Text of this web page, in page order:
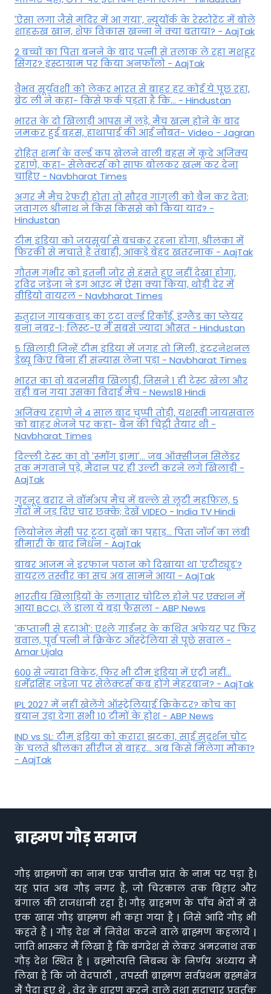
'ऐसा लगा जैसे मंदिर में आ गया', न्यूयॉर्क के रेस्टोरेंट में बोले
शाहरुख खान, शेफ विकास खन्ना ने क्या बताया? - AajTak
2 बच्चों का पिता बनने के बाद पत्नी से तलाक ले रहा मशहूर
सिंगर? इंस्टाग्राम पर किया अनफॉलो - AajTak
वैभव सूर्यवंशी को लेकर भारत से बाहर हर कोई ये पूछ रहा,
ब्रेट ली ने कहा- किसे फर्क पड़ता है कि… - Hindustan
भारत के दो खिलाड़ी आपस में लड़े, मैच खत्म होने के बाद
जमकर हुई बहस, हाथापाई की आई नौबत- Video - Jagran
रोहित शर्मा के वर्ल्ड कप खेलने वाली बहस में कूदे अजिंक्य
रहाणे, कहा- सेलेक्टर्स को साफ बोलकर खत्म कर देना
चाहिए - Navbharat Times
अगर मैं मैच रेफरी होता तो सौरव गांगुली को बैन कर देता;
जवागल श्रीनाथ ने किस किससे को किया याद? -
Hindustan
टीम इंडिया को जयसूर्या से बचकर रहना होगा, श्रीलंका में
फिरकी से मचाते हैं तबाही, आंकड़े बेहद खतरनाक - AajTak
गौतम गंभीर को इतनी जोर से हंसते हुए नहीं देखा होगा,
रविंद्र जडेजा ने डग आउट में ऐसा क्या किया, थोड़ी देर में
वीडियो वायरल - Navbharat Times
रुतुराज गायकवाड़ का टूटा वर्ल्ड रिकॉर्ड, इंग्लैंड का प्लेयर
बना नंबर-1; लिस्ट-ए में सबसे ज्यादा औसत - Hindustan
5 खिलाड़ी जिन्हें टीम इंडिया में जगह तो मिली, इंटरनेशनल
डेब्यू किए बिना ही संन्यास लेना पड़ा - Navbharat Times
भारत का वो बदनसीब खिलाड़ी, जिसने 1 ही टेस्ट खेला और
वही बन गया उसका विदाई मैच - News18 Hindi
अजिंक्य रहाणे ने 4 साल बाद चुप्पी तोड़ी, यशस्वी जायसवाल
को बाहर भेजने पर कहा- बैन की चिट्ठी तैयार थी -
Navbharat Times
दिल्ली टेस्ट का वो 'स्मॉग ड्रामा'... जब ऑक्सीजन सिलेंडर
तक मंगवाने पड़े, मैदान पर ही उल्टी करने लगे खिलाड़ी -
AajTak
गुरनूर बरार ने वॉर्मअप मैच में बल्ले से लूटी महफिल, 5
गेंदों में जड़ दिए चार छक्के; देखें VIDEO - India TV Hindi
लियोनेल मेसी पर टूटा दुखों का पहाड़... पिता जॉर्ज का लंबी
बीमारी के बाद निधन - AajTak
बाबर आजम ने इरफान पठान को दिखाया था 'एटीट्यूड'?
वायरल तस्वीर का सच अब सामने आया - AajTak
भारतीय खिलाड़ियों के लगातार चोटिल होने पर एक्शन में
आया BCCI, ले डाला ये बड़ा फैसला - ABP News
'कप्तानी से हटाओ': एश्ले गार्डनर के कथित अफेयर पर फिर
बवाल, पूर्व पत्नी ने क्रिकेट ऑस्ट्रेलिया से पूछे सवाल -
Amar Ujala
600 से ज्यादा विकेट, फिर भी टीम इंडिया में एंट्री नहीं...
धर्मेंद्रसिंह जडेजा पर सेलेक्टर्स कब होंगे मेहरबान? - AajTak
IPL 2027 में नहीं खेलेंगे ऑस्ट्रेलियाई क्रिकेटर? कोच का
बयान उड़ा देगा सभी 10 टीमों के होश - ABP News
IND vs SL: टीम इंड‍िया को करारा झटका, साई सुदर्शन चोट
के चलते श्रीलंका सीरीज से बाहर... अब किसे म‍िलेगा मौका?
- AajTak
ब्राह्मण गौड़ समाज
गौड़ ब्राह्मणों का नाम एक प्राचीन प्रांत के नाम पर पड़ा है।
यह प्रांत अब गौड़ नगर है, जो चिरकाल तक बिहार और
बंगाल की राजधानी रहा है। गौड़ ब्राहमण के पाँच भेदों में से
एक खास गौड़ ब्राह्मण भी कहा गया है | जिसे आदि गौड़ भी
कहते हैं | गौड़ देश में निवेश करने वाले ब्राह्मण कहलाये |
जाति भास्कर मैं लिखा है कि बंगदेश से लेकर अमरनाथ तक
गौड़ देश स्थित है | ब्रह्मोत्पत्ति निबन्ध के निर्णय अध्याय मैं
लिखा है कि जो वेदपाठी , तपस्वी ब्राह्मण सर्वप्रथम ब्रह्मक्षेत्र
मैं पैदा हुए थे , वेद के धारण करने वाले तथा सदाचार प्रवर्तक